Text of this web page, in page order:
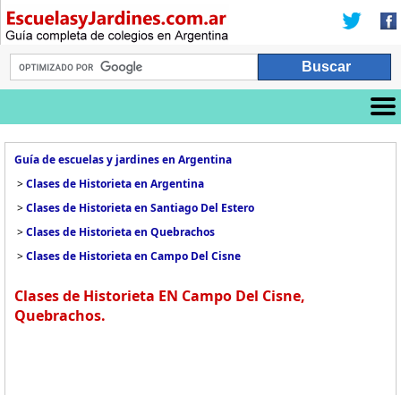
Guía de escuelas y jardines en Argentina
>Clases de Historieta en Argentina
>Clases de Historieta en Santiago Del Estero
>Clases de Historieta en Quebrachos
>Clases de Historieta en Campo Del Cisne
Clases de Historieta EN Campo Del Cisne,
Quebrachos.